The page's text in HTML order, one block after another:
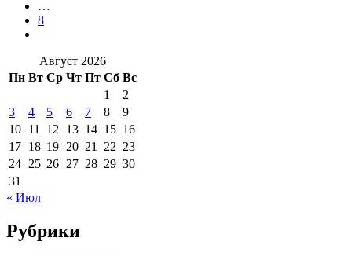
…
8
Август 2026
Пн Вт Ср Чт Пт Сб Вс
1
2
3
4 5 6 7 8
9
10 11 12 13 14 15 16
17 18 19 20 21 22 23
24 25 26 27 28 29 30
31
« Июл
Рубрики